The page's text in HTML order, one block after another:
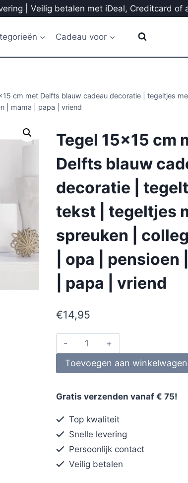
| Veilig betalen met iDeal, Creditcard of
Cadeau voor
cm met Delfts blauw cadeau decoratie | tegeltjes
| mama | papa | vriend
Tegel 15×15 cm
Delfts blauw
decoratie |
tekst | tegeltjes
spreuken |
| opa | pensioen
| papa | vriend
€14,95
Toevoegen aan winkelwagen
Gratis verzenden vanaf € 75!
Top kwaliteit
Snelle levering
Persoonlijk contact
Veilig betalen